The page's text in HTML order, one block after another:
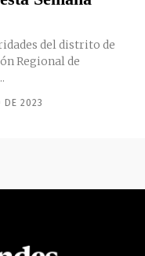
del distrito de
Regional de
DE 2023